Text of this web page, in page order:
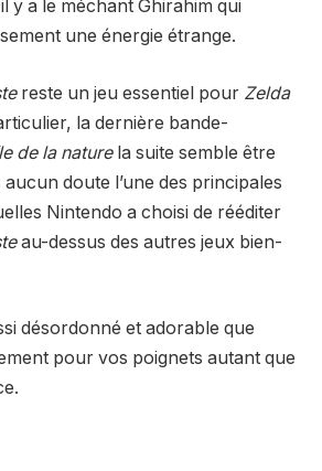
y a le méchant Ghirahim qui
une énergie étrange.
reste un jeu essentiel pour Zelda
la dernière bande-
de la nature la suite semble être
doute l’une des principales
Nintendo a choisi de rééditer
au-dessus des autres jeux bien-
désordonné et adorable que
pour vos poignets autant que